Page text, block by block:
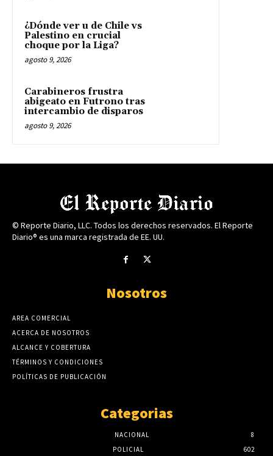
¿Dónde ver u de Chile vs
Palestino en crucial
choque por la Liga?
agosto 9, 2026
Carabineros frustra
abigeato en Futrono tras
intercambio de disparos
agosto 9, 2026
© Reporte Diario, LLC. Todos los derechos reservados. El Reporte
Diario® es una marca registrada de EE. UU.
Nosotros
AREA COMERCIAL
ACERCA DE NOSOTROS
ALCANCE Y COBERTURA
TÉRMINOS Y CONDICIONES
POLÍTICAS DE PUBLICACIÓN
Categorias
NACIONAL
8
POLICIAL
602